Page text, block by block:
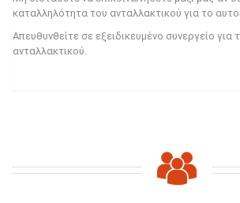
καταλληλότητα του ανταλλακτικού για το
Απευθυνθείτε σε εξειδικευμένο συνεργείο για
ανταλλακτικού.